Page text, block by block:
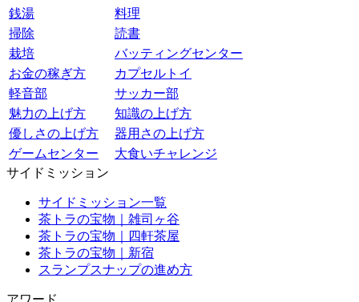
銭湯
料理
掃除
読書
栽培
バッティングセンター
お金の稼ぎ方
カプセルトイ
軽音部
サッカー部
魅力の上げ方
知識の上げ方
優しさの上げ方
器用さの上げ方
ゲームセンター
大食いチャレンジ
サイドミッション
サイドミッション一覧
茶トラの宝物｜雑司ヶ谷
茶トラの宝物｜四軒茶屋
茶トラの宝物｜新宿
スランプスナップの進め方
アワード